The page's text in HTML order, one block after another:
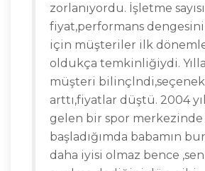
zorlanıyordu. İşletme
fiyat,performans
için müşteriler ilk
oldukça temkinliğiydi.
müşteri
arttı,fiyatlar düştü. 2004
gelen bir spor merkezinde
başladığımda babamın
daha iyisi olmaz bence